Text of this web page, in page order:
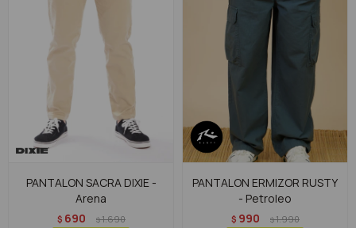
PANTALON SACRA DIXIE -
Arena
$ 690 $1.690
PANTALON ERMIZOR RUSTY
- Petroleo
$ 990 $1.990